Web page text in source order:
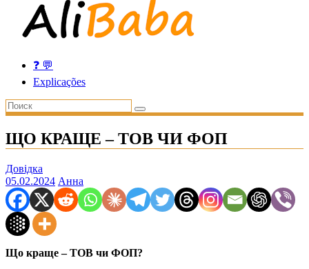
❓ 💬
Explicações
ЩО КРАЩЕ – ТОВ ЧИ ФОП
Довідка
05.02.2024 Анна
Що краще – ТОВ чи ФОП?